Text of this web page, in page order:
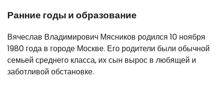
Ранние годы и образование
Вячеслав Владимирович Мясников родился 10 ноября
1980 года в городе Москве. Его родители были обычной
семьей среднего класса, их сын вырос в любящей и
заботливой обстановке.